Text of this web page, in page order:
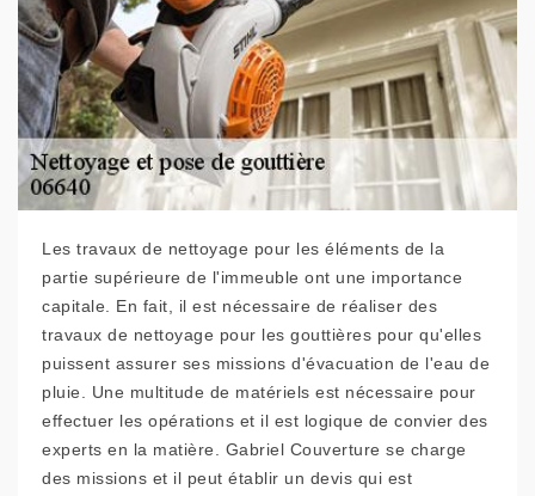
Les travaux de nettoyage pour les éléments de la
partie supérieure de l'immeuble ont une importance
capitale. En fait, il est nécessaire de réaliser des
travaux de nettoyage pour les gouttières pour qu'elles
puissent assurer ses missions d'évacuation de l'eau de
pluie. Une multitude de matériels est nécessaire pour
effectuer les opérations et il est logique de convier des
experts en la matière. Gabriel Couverture se charge
des missions et il peut établir un devis qui est